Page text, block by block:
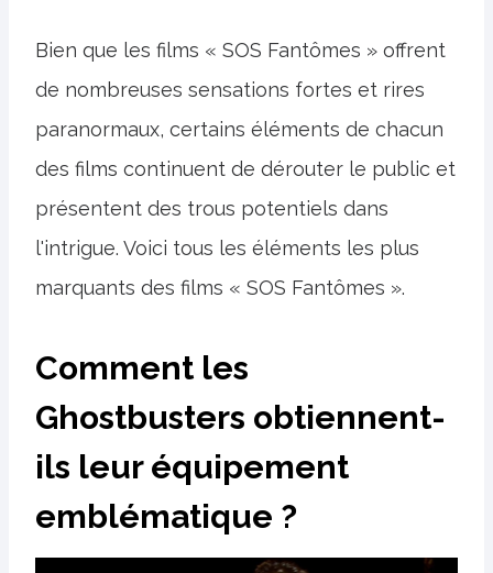
Bien que les films « SOS Fantômes » offrent
de nombreuses sensations fortes et rires
paranormaux, certains éléments de chacun
des films continuent de dérouter le public et
présentent des trous potentiels dans
l'intrigue. Voici tous les éléments les plus
marquants des films « SOS Fantômes ».
Comment les
Ghostbusters obtiennent-
ils leur équipement
emblématique ?